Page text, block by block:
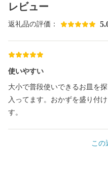
レビュー
返礼品の評価：
使いやすい
大小で普段使いできるお皿を
入ってます。おかずを盛り付
す。
この